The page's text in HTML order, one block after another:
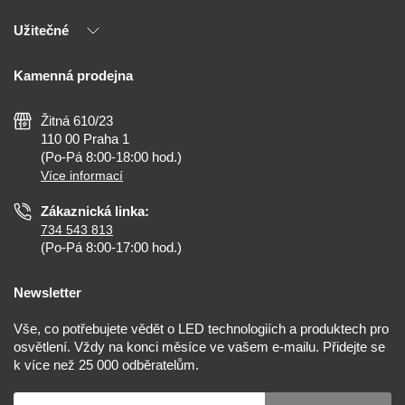
Kontakty
Výhody T-LED
Montáž
Nejčastější dotazy
Než koupíte
Osvětlení dle místnosti
Užitečné
Reklamace a vrácení
Zásady ochrany soukromí
Nastavení cookies
Prohlášení o přístupnosti
Kamenná prodejna
Žitná 610/23
110 00 Praha 1
(Po-Pá 8:00-18:00 hod.)
Více informací
Zákaznická linka:
734 543 813
(Po-Pá 8:00-17:00 hod.)
Newsletter
Vše, co potřebujete vědět o LED technologiích a produktech pro
osvětlení. Vždy na konci měsíce ve vašem e-mailu. Přidejte se
k více než 25 000 odběratelům.